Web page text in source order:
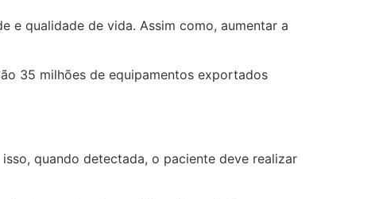
e qualidade de vida. Assim como, aumentar a
35 milhões de equipamentos exportados
quando detectada, o paciente deve realizar